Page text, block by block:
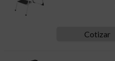
Cotizar